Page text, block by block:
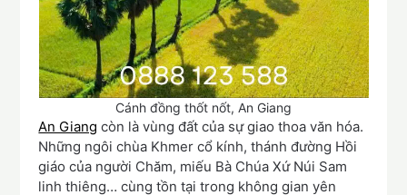
Cánh đồng thốt nốt, An Giang
An Giang còn là vùng đất của sự giao thoa văn hóa.
Những ngôi chùa Khmer cổ kính, thánh đường Hồi
giáo của người Chăm, miếu Bà Chúa Xứ Núi Sam
linh thiêng… cùng tồn tại trong không gian yên